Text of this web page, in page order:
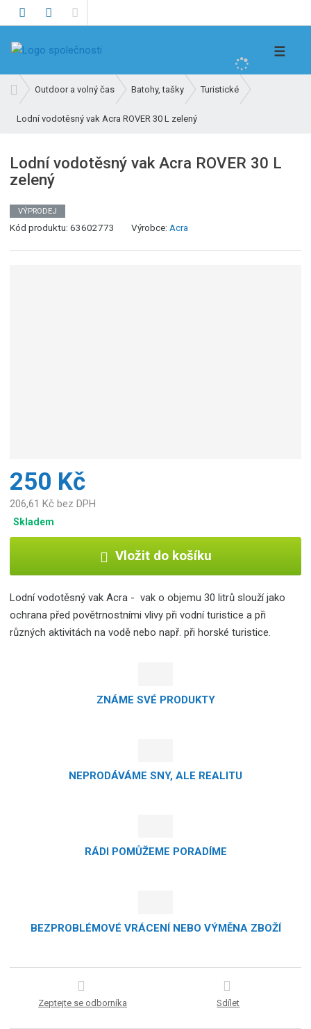
e
☰
v
o
í
s
r
a
Outdoor a volný čas Batohy, tašky Turistické
Lodní vodotěsný vak Acra ROVER 30 L zelený
Lodní vodotěsný vak Acra ROVER 30 L
zelený
VÝPRODEJ
Kód produktu:63602773 Výrobce: Acra
250 Kč
206,61 Kč bez DPH
Skladem
Vložit do košíku
Lodní vodotěsný vak Acra - vak o objemu 30 litrů slouží jako
ochrana před povětrnostními vlivy při vodní turistice a při
různých aktivitách na vodě nebo např. při horské turistice.
ZNÁME SVÉ PRODUKTY
NEPRODÁVÁME SNY, ALE REALITU
RÁDI POMŮŽEME PORADÍME
BEZPROBLÉMOVÉ VRÁCENÍ NEBO VÝMĚNA ZBOŽÍ
Zeptejte se odborníka Sdílet